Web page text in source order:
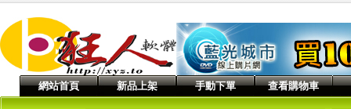
網站首頁 新品上架 手動下單 查看購物車